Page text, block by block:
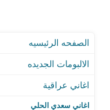
اغاني سعدي الحلي